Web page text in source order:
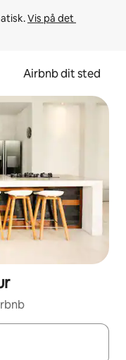
Vis på det
Airbnb dit sted
du navigere med